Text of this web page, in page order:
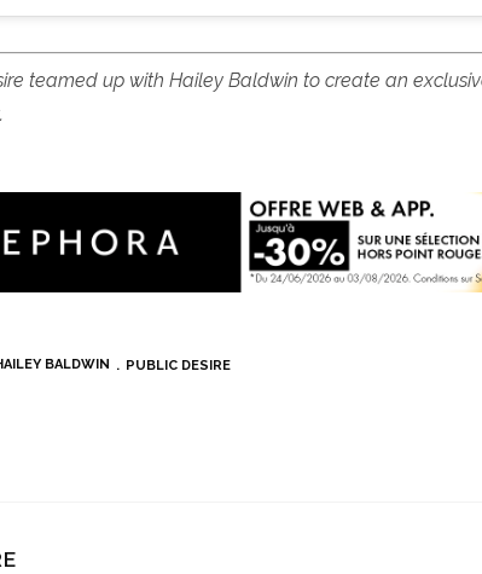
teamed up with Hailey Baldwin to create an
BALDWIN PUBLIC DESIRE